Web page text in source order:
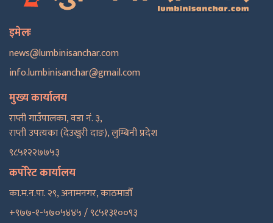
इमेलः
news@lumbinisanchar.com
info.lumbinisanchar@gmail.com
मुख्य कार्यालय
राप्ती गाउँपालका, वडा नं. ३,
राप्ती उपत्यका (देउखुरी दाङ), लुम्बिनी प्रदेश
९८५१२२७७५३
कर्पोरेट कार्यालय
का.म.न.पा. २९, अनामनगर, काठमाडाैँ
+९७७-१-५७०५४४५ / ९८५१३१००९३